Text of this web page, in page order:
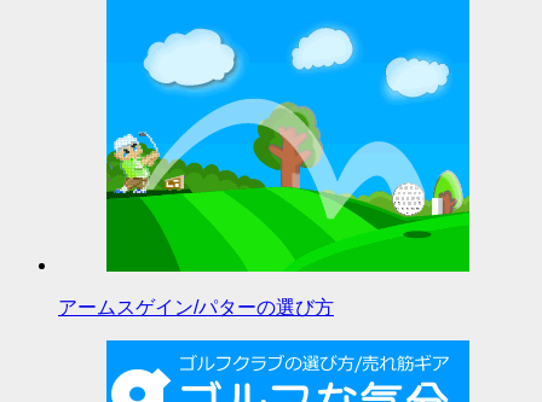
アームスゲイン/パターの選び方